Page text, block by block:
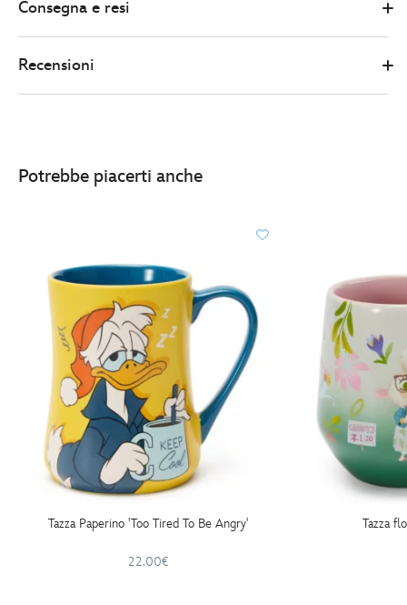
my-
my-
happy-
Consegna e resi
Recensioni
Potrebbe piacerti anche
Tazza Paperino 'Too Tired To Be Angry'
22.00€
Tazza